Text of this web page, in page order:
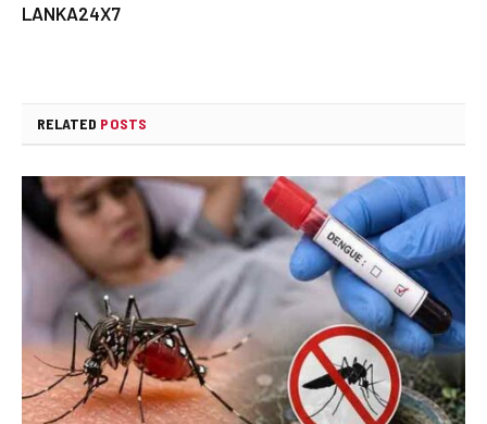
LANKA24X7
RELATED POSTS